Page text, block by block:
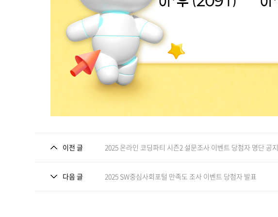
이전 글 2025 온라인 코딩파티 시즌2 설문조사 이벤트 당첨자 명단 공지
다음 글 2025 SW중심사회포털 만족도 조사 이벤트 당첨자 발표